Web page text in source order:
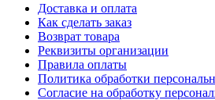
Доставка и оплата
Как сделать заказ
Возврат товара
Реквизиты организации
Правила оплаты
Политика обработки
Согласие на обработку